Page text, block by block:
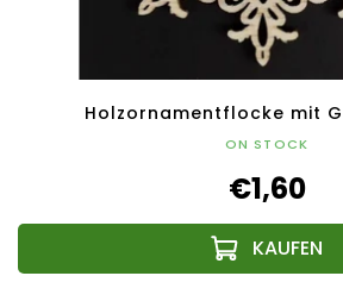
Holzornamentflocke mit
ON STOCK
€1,60